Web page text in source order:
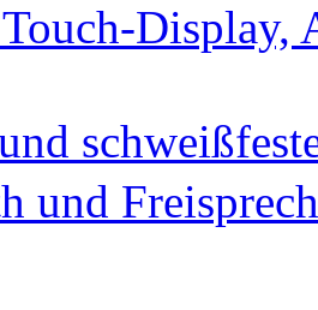
Display,
und